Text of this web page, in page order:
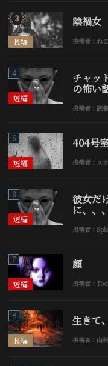
長編
陰禍女
投稿者：ね
短編
4 チャッ
の怖い
投稿者：読
短編
5 404号
投稿者：ス
短編
6 彼女だ
に、、
投稿者：
短編
7 顔
投稿者：
長編
8 生きて
投稿者：山